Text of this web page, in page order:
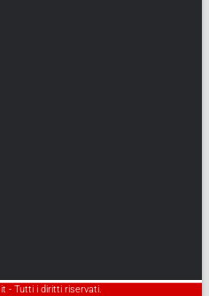
- Tutti i diritti riservati.